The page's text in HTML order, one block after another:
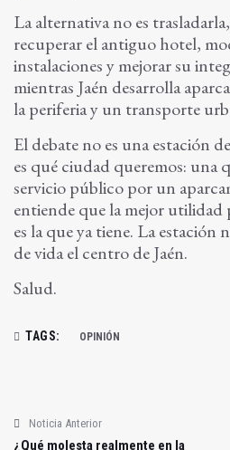
La alternativa no es
recuperar el antiguo hotel,
instalaciones y mejorar su
mientras Jaén desarrolla
la periferia y un transporte
El debate no es una estación
es qué ciudad queremos: una
servicio público por un
entiende que la mejor utilidad
es la que ya tiene. La estación
de vida el centro de Jaén.
Salud.
TAGS: OPINIÓN
Noticia Anterior
¿Qué molesta realmente en la